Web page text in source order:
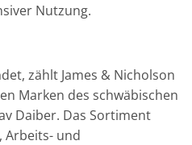
Nutzung.
zählt James & Nicholson
Marken des schwäbischen
Daiber. Das Sortiment
Arbeits- und